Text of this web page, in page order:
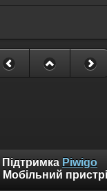
Підтримка Piwigo
Мобільний